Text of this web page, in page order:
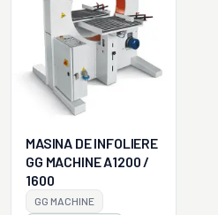
MASINA DE INFOLIERE
GG MACHINE A1200 /
1600
GG MACHINE